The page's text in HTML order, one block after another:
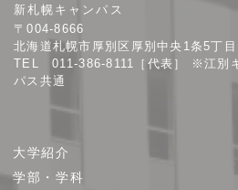
大
学
新札幌キャンパス
〒004-8666
北海道札幌市厚別区厚別中央1条5丁
TEL 011-386-8111［代表］ ※江別
パス共通
ト
大学紹介
学部・学科